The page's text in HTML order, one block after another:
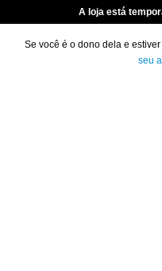
A loja está
Se você é o dono dela e
seu